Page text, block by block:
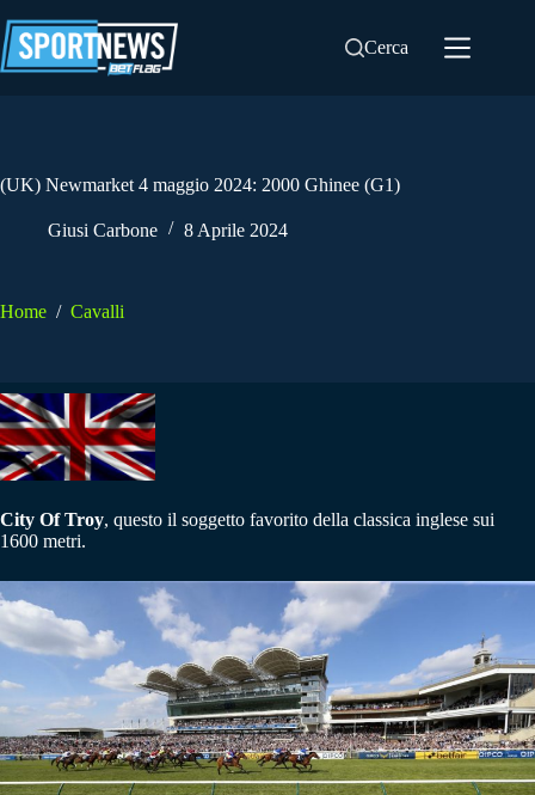
al
contenuto
Cerca
(UK) Newmarket 4 maggio 2024: 2000 Ghinee (G1)
Giusi Carbone 8 Aprile 2024
Home / Cavalli
City Of Troy, questo il soggetto favorito della classica inglese sui
1600 metri.